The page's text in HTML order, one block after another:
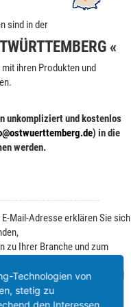
sind in der
«
ihren Produkten und
unkompliziert und kostenlos
) in die
werden.
Mail-Adresse erklären Sie sich
zu Ihrer Branche und zum
von Gründen per E-Mail
Sie unterDatenschutz
Technologien von
stetig zu
den Interessen